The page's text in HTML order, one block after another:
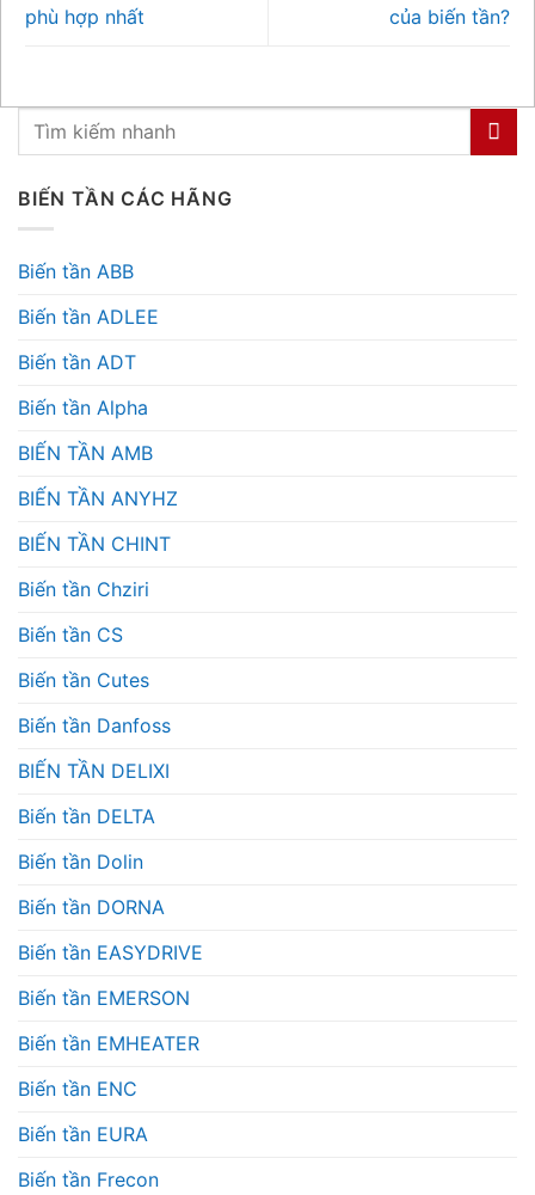
BIẾN TẦN CÁC HÃNG
Biến tần ABB
Biến tần ADLEE
Biến tần ADT
Biến tần Alpha
BIẾN TẦN AMB
BIẾN TẦN ANYHZ
BIẾN TẦN CHINT
Biến tần Chziri
Biến tần CS
Biến tần Cutes
Biến tần Danfoss
BIẾN TẦN DELIXI
Biến tần DELTA
Biến tần Dolin
Biến tần DORNA
Biến tần EASYDRIVE
Biến tần EMERSON
Biến tần EMHEATER
Biến tần ENC
Biến tần EURA
Biến tần Frecon
phù hợp nhất
của biến tần?